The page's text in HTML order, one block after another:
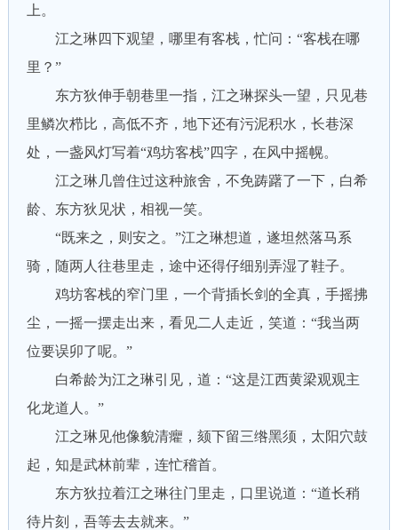
上。
江之琳四下观望，哪里有客栈，忙问：“客栈在哪
里？”
东方狄伸手朝巷里一指，江之琳探头一望，只见巷
里鳞次栉比，高低不齐，地下还有污泥积水，长巷深
处，一盏风灯写着“鸡坊客栈”四字，在风中摇幌。
江之琳几曾住过这种旅舍，不免踌躇了一下，白希
龄、东方狄见状，相视一笑。
“既来之，则安之。”江之琳想道，遂坦然落马系
骑，随两人往巷里走，途中还得仔细别弄湿了鞋子。
鸡坊客栈的窄门里，一个背插长剑的全真，手摇拂
尘，一摇一摆走出来，看见二人走近，笑道：“我当两
位要误卯了呢。”
白希龄为江之琳引见，道：“这是江西黄梁观观主
化龙道人。”
江之琳见他像貌清癯，颏下留三绺黑须，太阳穴鼓
起，知是武林前辈，连忙稽首。
东方狄拉着江之琳往门里走，口里说道：“道长稍
待片刻，吾等去去就来。”